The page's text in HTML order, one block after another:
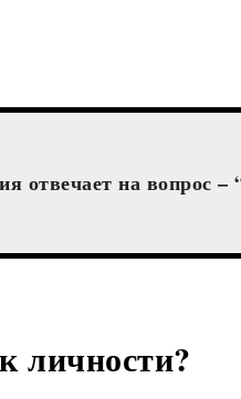
отвечает на вопрос –
личности?